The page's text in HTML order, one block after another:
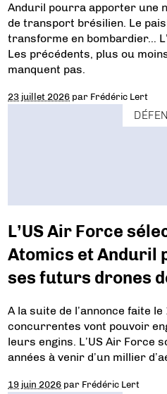
Anduril pourra apporter une
de transport brésilien. Le
transforme en bombardier…
Les précédents, plus ou
manquent pas.
23 juillet 2026 par Frédéric Lert
L’US Air Force
Atomics et Anduril
ses futurs drones
A la suite de l’annonce faite
concurrentes vont pouvoir
leurs engins. L’US Air Force
années à venir d’un millier
19 juin 2026 par Frédéric Lert